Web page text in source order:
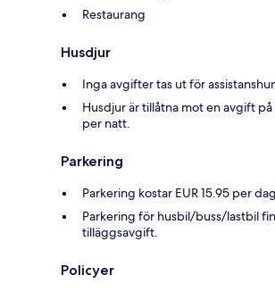
Restaurang
Husdjur
Inga avgifter tas ut för
Husdjur är tillåtna mot en avgift på
per natt.
Parkering
Parkering kostar EUR 15.95 per
Parkering för husbil/buss/lastbil
tilläggsavgift.
Policyer